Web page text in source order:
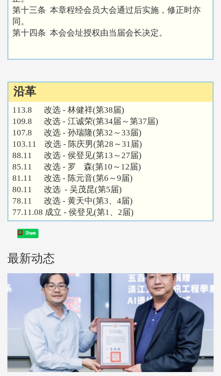
第十三条 本章程经会员大会通过后实施，修正时亦
同。
第十四条 本会会址授权由当届会长决定。
沿革
113.8 改选 - 林健祥(第38届)
109.8 改选 - 江诚荣(第34届～第37届)
107.8 改选 - 孙瑞隆(第32～33届)
103.11 改选 - 陈庆男(第28～31届)
88.11 改选 - 侯登见(第13～27届)
85.11 改选 - 罗 森(第10～12届)
81.11 改选 - 陈元音(第6～9届)
80.11 改选 - 吴茂昆(第5届)
78.11 改选 - 黄天中(第3、4届)
77.11.08 成立 - 侯登见(第1、2届)
Share
最新动态